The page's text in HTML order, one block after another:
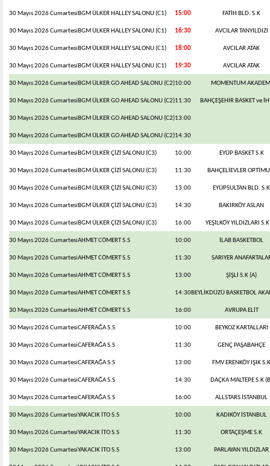
30 Mayıs 2026 CumartesiBGM ÜLKER HALLEY SALONU (C1) 15:00 FATİH BLD. S.K
30 Mayıs 2026 CumartesiBGM ÜLKER HALLEY SALONU (C1) 16:30 AVCILAR TANYILDIZI
30 Mayıs 2026 CumartesiBGM ÜLKER HALLEY SALONU (C1) 18:00 AVCILAR ATAK
30 Mayıs 2026 CumartesiBGM ÜLKER HALLEY SALONU (C1) 19:30 AVCILAR ATAK
30 Mayıs 2026 CumartesiBGM ÜLKER GO AHEAD SALONU (C2)10:00 MOMENTUM
30 Mayıs 2026 CumartesiBGM ÜLKER GO AHEAD SALONU (C2)11:30 BAHÇEŞEHİR BASKET ve
30 Mayıs 2026 CumartesiBGM ÜLKER GO AHEAD SALONU (C2)13:00
30 Mayıs 2026 CumartesiBGM ÜLKER GO AHEAD SALONU (C2)14:30
30 Mayıs 2026 CumartesiBGM ÜLKER ÇİZİ SALONU (C3) 10:00 EYÜP BASKET S.K
30 Mayıs 2026 CumartesiBGM ÜLKER ÇİZİ SALONU (C3) 11:30 BAHÇELİEVLER
30 Mayıs 2026 CumartesiBGM ÜLKER ÇİZİ SALONU (C3) 13:00 EYÜPSULTAN BLD. S.K
30 Mayıs 2026 CumartesiBGM ÜLKER ÇİZİ SALONU (C3) 14:30 BAKIRKÖY ASLAN
30 Mayıs 2026 CumartesiBGM ÜLKER ÇİZİ SALONU (C3) 16:00 YEŞİLKÖY YILDIZLARI
30 Mayıs 2026 CumartesiAHMET CÖMERT S.S 10:00 İLAB BASKETBOL
30 Mayıs 2026 CumartesiAHMET CÖMERT S.S 11:30 SARIYER
30 Mayıs 2026 CumartesiAHMET CÖMERT S.S 13:00 ŞİŞLİ S.K (A)
30 Mayıs 2026 CumartesiAHMET CÖMERT S.S 14:30BEYLİKDÜZÜ BASKETBOL
30 Mayıs 2026 CumartesiAHMET CÖMERT S.S 16:00 AVRUPA ELİT
30 Mayıs 2026 CumartesiCAFERAĞA S.S 10:00 BEYKOZ KARTALLARI
30 Mayıs 2026 CumartesiCAFERAĞA S.S 11:30 GENÇ PAŞABAHÇE
30 Mayıs 2026 CumartesiCAFERAĞA S.S 13:00 FMV ERENKÖY IŞIK S.K
30 Mayıs 2026 CumartesiCAFERAĞA S.S 14:30 DAÇKA MALTEPE S.K
30 Mayıs 2026 CumartesiCAFERAĞA S.S 16:00 ALLSTARS İSTANBUL
30 Mayıs 2026 CumartesiYAKACIK İTO S.S 10:00 KADIKÖY İSTANBUL
30 Mayıs 2026 CumartesiYAKACIK İTO S.S 11:30 ORTAÇEŞME S.K
30 Mayıs 2026 CumartesiYAKACIK İTO S.S 13:00 PARLAYAN YILDIZLAR